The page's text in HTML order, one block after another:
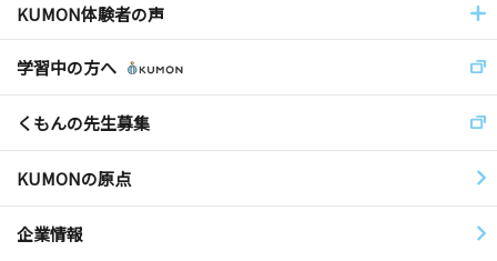
KUMON体験者の声
学習中の方へ
くもんの先生募集
KUMONの原点
企業情報